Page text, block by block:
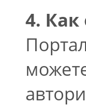
4.